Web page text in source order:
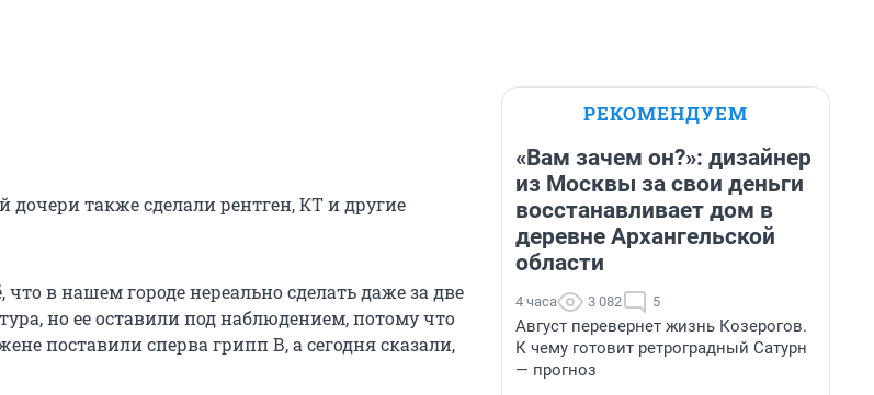
также сделали рентген, КТ и другие
что в нашем городе нереально сделать даже за две
но ее оставили под наблюдением, потому что
поставили сперва грипп В, а сегодня сказали,
РЕКОМЕНДУЕМ
«Вам зачем он?»: дизайнер
из Москвы за свои деньги
восстанавливает дом в
деревне Архангельской
области
4 часа 3 082 5
Август перевернет жизнь Козерогов.
К чему готовит ретроградный Сатурн
— прогноз